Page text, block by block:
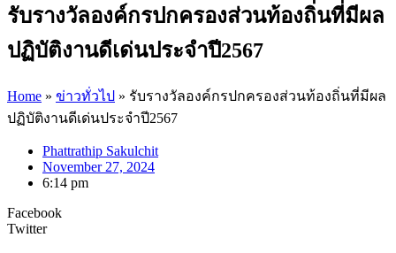
รับรางวัลองค์กรปกครองส่วนท้องถิ่นที่มีผล
ปฏิบัติงานดีเด่นประจำปี2567
Home » ข่าวทั่วไป » รับรางวัลองค์กรปกครองส่วนท้องถิ่นที่มีผล
ปฏิบัติงานดีเด่นประจำปี2567
Phattrathip Sakulchit
November 27, 2024
6:14 pm
Facebook
Twitter